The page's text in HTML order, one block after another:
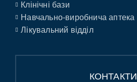
Клінічні бази
Навчально-виробнича аптека
Лікувальний відділ
КОНТАКТИ